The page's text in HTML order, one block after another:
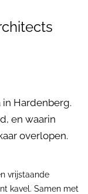
in Hardenberg.
en waarin
overlopen.
vrijstaande
kavel. Samen met